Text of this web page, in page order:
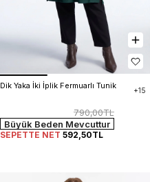
Dik Yaka İki İplik Fermuarlı Tunik
+15
790,00TL
Büyük Beden Mevcuttur
SEPETTE NET 592,50TL